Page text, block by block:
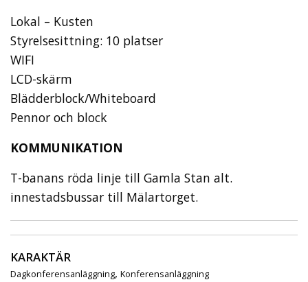
Lokal – Kusten
Styrelsesittning: 10 platser
WIFI
LCD-skärm
Blädderblock/Whiteboard
Pennor och block
KOMMUNIKATION
T-banans röda linje till Gamla Stan alt.
innestadsbussar till Mälartorget.
KARAKTÄR
Dagkonferensanläggning, Konferensanläggning